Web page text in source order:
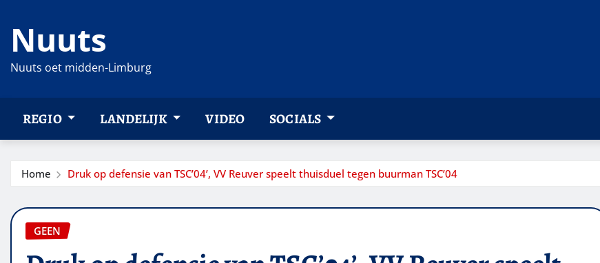
naar
inhoud
Nuuts
Nuuts oet midden-Limburg
REGIO LANDELIJK VIDEO SOCIALS
Home Druk op defensie van TSC’04’, VV Reuver speelt thuisduel tegen buurman TSC’04
GEEN